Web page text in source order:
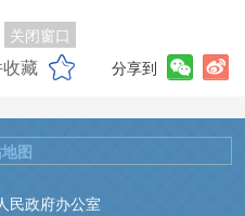
关闭窗口
藏 分享到
民政府办公室
图